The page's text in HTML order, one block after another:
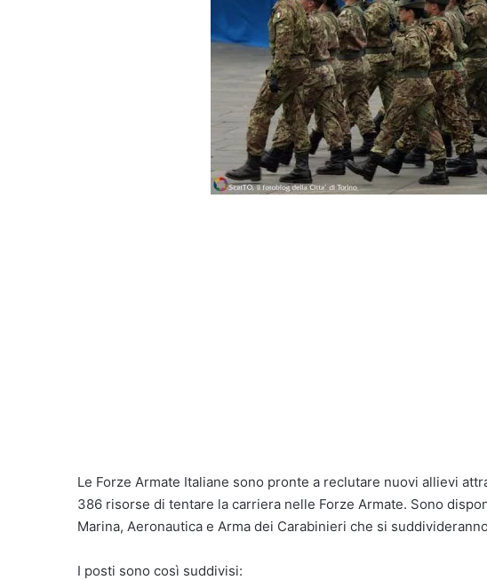
Le Forze Armate Italiane sono pronte a reclutare nuovi allievi
386 risorse di tentare la carriera nelle Forze Armate. Sono
Marina, Aeronautica e Arma dei Carabinieri che si
I posti sono così suddivisi: